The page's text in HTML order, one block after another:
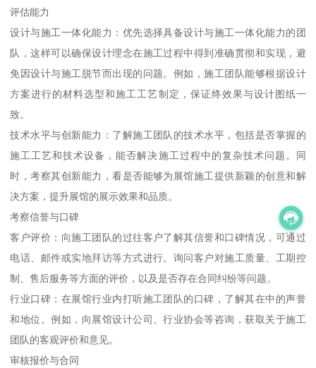
评估能力
设计与施工一体化能力：优先选择具备设计与施工一体化能力的团
队，这样可以确保设计理念在施工过程中得到准确贯彻和实现，避
免因设计与施工脱节而出现的问题。例如，施工团队能够根据设计
方案进行的材料选型和施工工艺制定，保证终效果与设计图纸一
致。
技术水平与创新能力：了解施工团队的技术水平，包括是否掌握的
施工工艺和技术设备，能否解决施工过程中的复杂技术问题。同
时，考察其创新能力，看是否能够为展馆施工提供新颖的创意和解
决方案，提升展馆的展示效果和品质。
考察信誉与口碑
客户评价：向施工团队的过往客户了解其信誉和口碑情况，可通过
电话、邮件或实地拜访等方式进行。询问客户对施工质量、工期控
制、售后服务等方面的评价，以及是否存在合同纠纷等问题。
行业口碑：在展馆行业内打听施工团队的口碑，了解其在中的声誉
和地位。例如，向展馆设计公司、行业协会等咨询，获取关于施工
团队的客观评价和意见。
审核报价与合同